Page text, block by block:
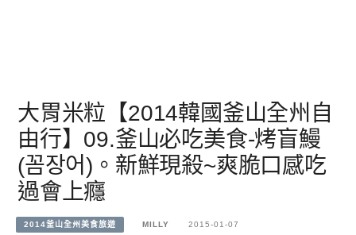
大胃米粒【2014韓國釜山全州自
由行】09.釜山必吃美食-烤盲鰻
(꼼장어)。新鮮現殺~爽脆口感吃
過會上癮
2014釜山全州美食旅遊 MILLY 2015-01-07